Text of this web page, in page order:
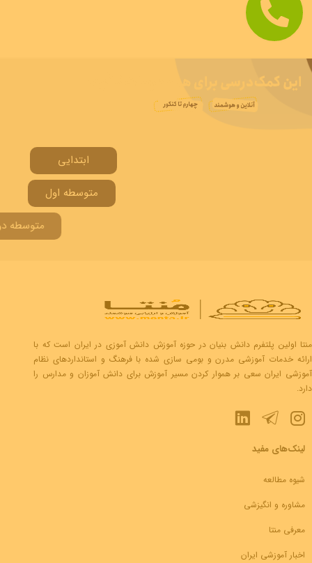
ابتدایی
متوسطه اول
منتا اولین پلتفرم دانش بنیان در حوزه آموزش دانش آموزی در ایران است که با
ارائه خدمات آموزشی مدرن و بومی سازی شده با فرهنگ و استانداردهای نظام
آموزشی ایران سعی بر هموار کردن مسیر آموزش برای دانش آموزان و مدارس را
دارد.
لینک‌های مفید
شیوه مطالعه
مشاوره و انگیزشی
معرفی منتا
اخبار آموزشی ایران